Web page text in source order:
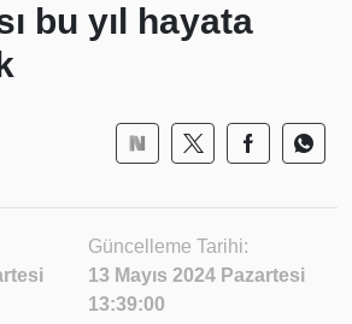
bu yıl hayata
Güncelleme Tarihi:
13 Mayıs 2024 Pazartesi
13:39:00